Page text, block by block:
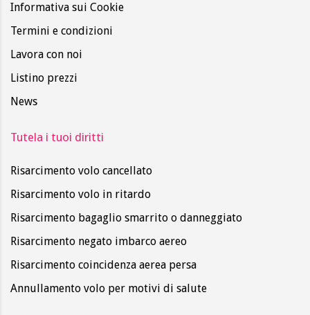
Informativa sui Cookie
Termini e condizioni
Lavora con noi
Listino prezzi
News
Tutela i tuoi diritti
Risarcimento volo cancellato
Risarcimento volo in ritardo
Risarcimento bagaglio smarrito o danneggiato
Risarcimento negato imbarco aereo
Risarcimento coincidenza aerea persa
Annullamento volo per motivi di salute